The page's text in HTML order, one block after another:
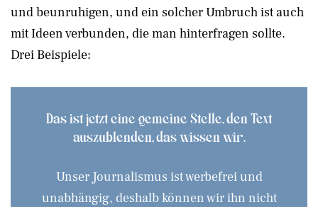
und beunruhigen, und ein solcher Umbruch ist auch
mit Ideen verbunden, die man hinterfragen sollte.
Drei Beispiele:
Das ist jetzt eine gemeine Stelle, den Text
auszublenden, das wissen wir.
Unser Journalismus ist werbefrei und
unabhängig, deshalb können wir ihn nicht